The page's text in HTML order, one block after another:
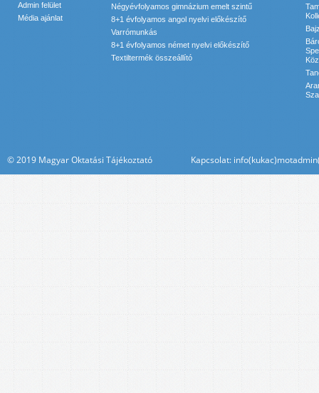
Admin felület
Média ajánlat
Négyévfolyamos gimnázium emelt szintű
8+1 évfolyamos angol nyelvi előkészítő
Varrómunkás
8+1 évfolyamos német nyelvi előkészítő
Textiltermék összeállító
© 2019 Magyar Oktatási Tájékoztató Kapcsolat: